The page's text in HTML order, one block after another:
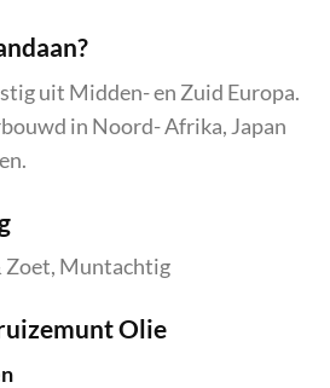
uit Midden- en Zuid Europa.
in Noord- Afrika, Japan
Zoet, Muntachtig
Olie